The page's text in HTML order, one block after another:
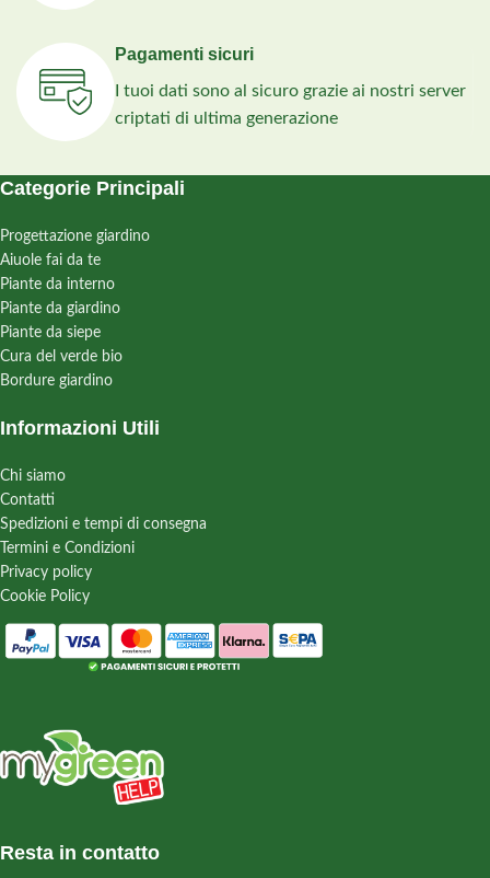
Pagamenti sicuri
I tuoi dati sono al sicuro grazie ai nostri server
criptati di ultima generazione
Categorie Principali
Progettazione giardino
Aiuole fai da te
Piante da interno
Piante da giardino
Piante da siepe
Cura del verde bio
Bordure giardino
Informazioni Utili
Chi siamo
Contatti
Spedizioni e tempi di consegna
Termini e Condizioni
Privacy policy
Cookie Policy
Resta in contatto